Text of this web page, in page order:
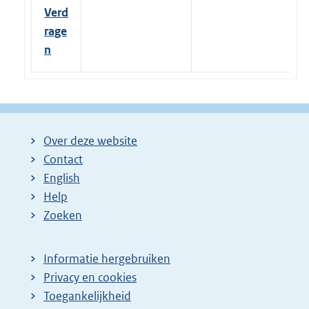
Verd
rage
n
Over deze website
Contact
English
Help
Zoeken
Informatie hergebruiken
Privacy en cookies
Toegankelijkheid